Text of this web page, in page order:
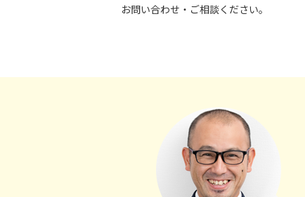
お問い合わせ・ご相談ください。